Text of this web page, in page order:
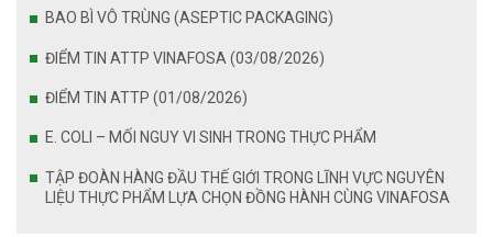
BAO BÌ VÔ TRÙNG (ASEPTIC PACKAGING)
ĐIỂM TIN ATTP VINAFOSA (03/08/2026)
ĐIỂM TIN ATTP (01/08/2026)
E. COLI – MỐI NGUY VI SINH TRONG THỰC PHẨM
TẬP ĐOÀN HÀNG ĐẦU THẾ GIỚI TRONG LĨNH VỰC NGUYÊN
LIỆU THỰC PHẨM LỰA CHỌN ĐỒNG HÀNH CÙNG VINAFOSA